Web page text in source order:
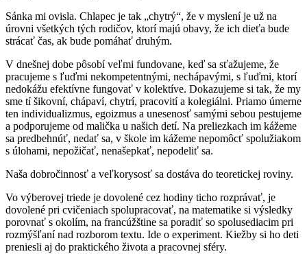
Sánka mi ovisla. Chlapec je tak „chytrý“, že v myslení je už na
úrovni všetkých tých rodičov, ktorí majú obavy, že ich dieťa bude
strácať čas, ak bude pomáhať druhým.
V dnešnej dobe pôsobí veľmi fundovane, keď sa sťažujeme, že
pracujeme s ľuďmi nekompetentnými, nechápavými, s ľuďmi, ktorí
nedokážu efektívne fungovať v kolektíve. Dokazujeme si tak, že my
sme tí šikovní, chápaví, chytrí, pracovití a kolegiálni. Priamo úmerne
ten individualizmus, egoizmus a unesenosť samými sebou pestujeme
a podporujeme od malička u našich detí. Na preliezkach im kážeme
sa predbehnúť, nedať sa, v škole im kážeme nepomôcť spolužiakom
s úlohami, nepožičať, nenašepkať, nepodeliť sa.
Naša dobročinnosť a veľkorysosť sa dostáva do teoretickej roviny.
Vo výberovej triede je dovolené cez hodiny ticho rozprávať, je
dovolené pri cvičeniach spolupracovať, na matematike si výsledky
porovnať s okolím, na francúžštine sa poradiť so spolusediacim pri
rozmýšľaní nad rozborom textu. Ide o experiment. Kiežby si ho deti
preniesli aj do praktického života a pracovnej sféry.